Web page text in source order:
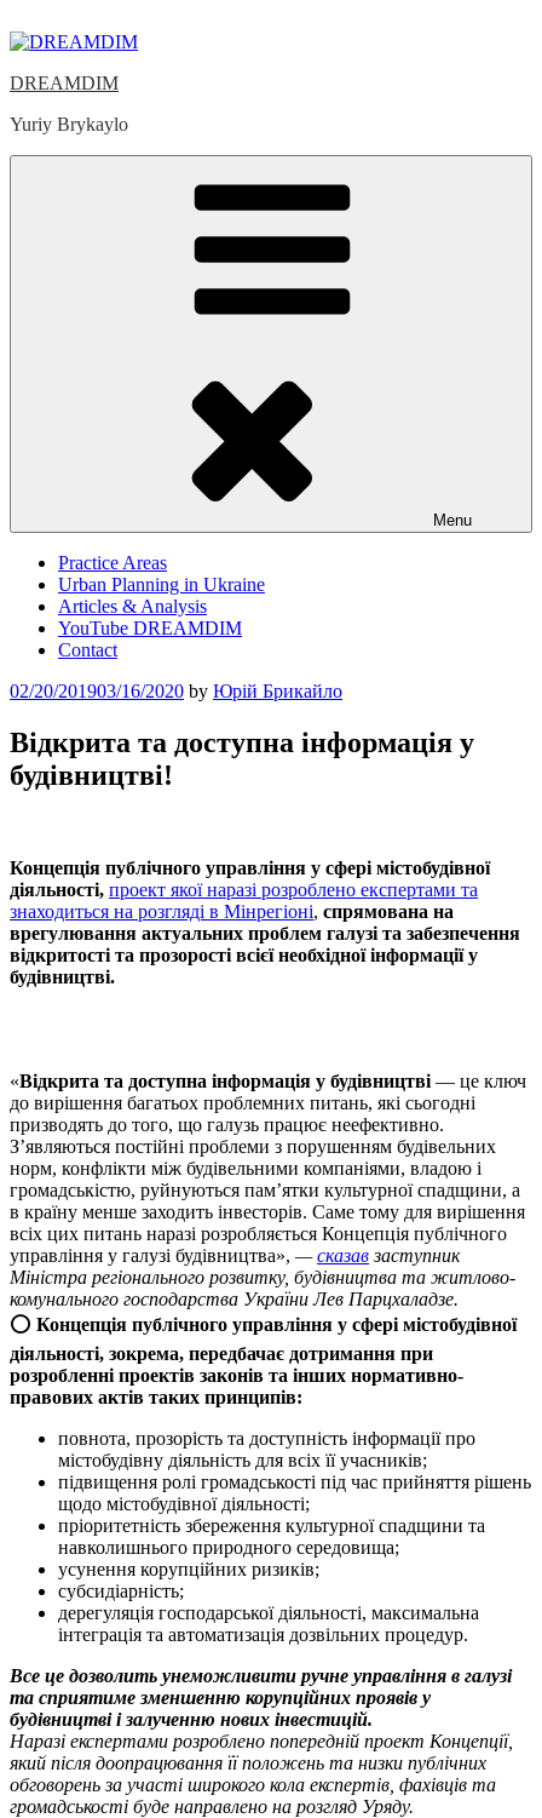
to
DREAMDIM
Yuriy Brykaylo
Menu
Practice Areas
Urban Planning in Ukraine
Articles & Analysis
YouTube DREAMDIM
Contact
Posted
02/20/201903/16/2020 by Юрій Брикайло
Відкрита та доступна інформація у
будівництві!
Концепція публічного управління у сфері містобудівної
діяльності, проект якої наразі розроблено експертами та
знаходиться на розгляді в Мінрегіоні, спрямована на
врегулювання актуальних проблем галузі та забезпечення
відкритості та прозорості всієї необхідної інформації у
будівництві.
«Відкрита та доступна інформація у будівництві — це ключ
до вирішення багатьох проблемних питань, які сьогодні
призводять до того, що галузь працює неефективно.
З’являються постійні проблеми з порушенням будівельних
норм, конфлікти між будівельними компаніями, владою і
громадськістю, руйнуються пам’ятки культурної спадщини, а
в країну менше заходить інвесторів. Саме тому для вирішення
всіх цих питань наразі розробляється Концепція публічного
управління у галузі будівництва», —сказавзаступник
Міністра регіонального розвитку, будівництва та житлово-
комунального господарства України Лев Парцхаладзе.
⭕️ Концепція публічного управління у сфері містобудівної
діяльності, зокрема, передбачає дотримання при
розробленні проектів законів та інших нормативно-
правових актів таких принципів:
повнота, прозорість та доступність інформації про
містобудівну діяльність для всіх її учасників;
підвищення ролі громадськості під час прийняття рішень
щодо містобудівної діяльності;
пріоритетність збереження культурної спадщини та
навколишнього природного середовища;
усунення корупційних ризиків;
субсидіарність;
дерегуляція господарської діяльності, максимальна
інтеграція та автоматизація дозвільних процедур.
Все це дозволить унеможливити ручне управління в галузі
та сприятиме зменшенню корупційних проявів у
будівництві і залученню нових інвестицій.
Наразі експертами розроблено попередній проект Концепції,
який після доопрацювання її положень та низки публічних
обговорень за участі широкого кола експертів, фахівців та
громадськості буде направлено на розгляд Уряду.